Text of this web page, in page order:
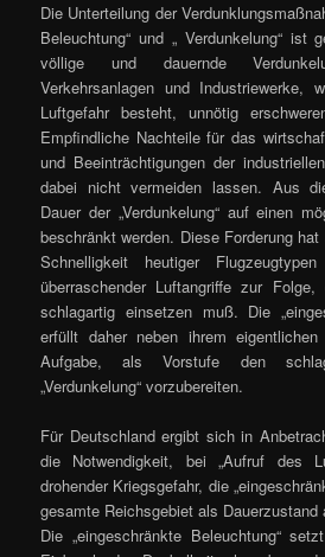
Die Unterteilung der
Beleuchtung“ und „ Verdunkelung“ ist
völlige und dauernde
Verkehrsanlagen und Industriewerke,
Luftgefahr besteht, unnötig
Empfindliche Nachteile für das
und Beeinträchtigungen der
dabei nicht vermeiden lassen. Aus
Dauer der „Verdunkelung“ auf einen
beschränkt werden. Diese Forderung
Schnelligkeit heutiger
überraschender Luftangriffe zur Folge,
schlagartig einsetzen muß. Die
erfüllt daher neben ihrem
Aufgabe, als Vorstufe den
„Verdunkelung“ vorzubereiten.
Für Deutschland ergibt sich in
die Notwendigkeit, bei „Aufruf des
drohender Kriegsgefahr, die
gesamte Reichsgebiet als Dauerzustand
Die „eingeschränkte Beleuchtung“